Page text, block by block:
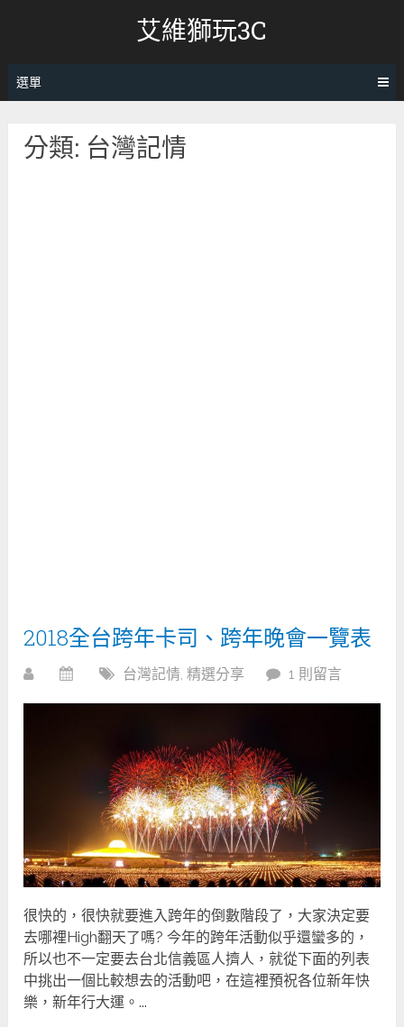
艾維獅玩3C
選單
分類: 台灣記情
2018全台跨年卡司、跨年晚會一覽表
台灣記情,精選分享 1 則留言
很快的，很快就要進入跨年的倒數階段了，大家決定要
去哪裡High翻天了嗎? 今年的跨年活動似乎還蠻多的，
所以也不一定要去台北信義區人擠人，就從下面的列表
中挑出一個比較想去的活動吧，在這裡預祝各位新年快
樂，新年行大運。...